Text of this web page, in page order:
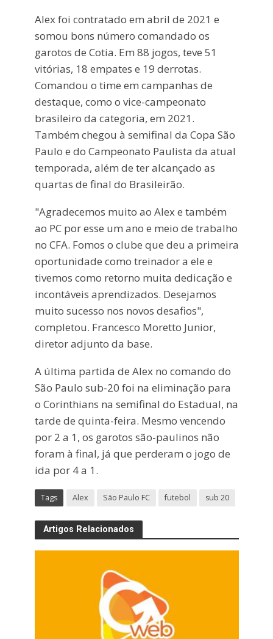
Alex foi contratado em abril de 2021 e
somou bons número comandado os
garotos de Cotia. Em 88 jogos, teve 51
vitórias, 18 empates e 19 derrotas.
Comandou o time em campanhas de
destaque, como o vice-campeonato
brasileiro da categoria, em 2021.
Também chegou à semifinal da Copa São
Paulo e do Campeonato Paulista da atual
temporada, além de ter alcançado as
quartas de final do Brasileirão.
"Agradecemos muito ao Alex e também
ao PC por esse um ano e meio de trabalho
no CFA. Fomos o clube que deu a primeira
oportunidade como treinador a ele e
tivemos como retorno muita dedicação e
incontáveis aprendizados. Desejamos
muito sucesso nos novos desafios",
completou. Francesco Moretto Junior,
diretor adjunto da base.
A última partida de Alex no comando do
São Paulo sub-20 foi na eliminação para
o Corinthians na semifinal do Estadual, na
tarde de quinta-feira. Mesmo vencendo
por 2 a 1, os garotos são-paulinos não
foram à final, já que perderam o jogo de
ida por 4 a 1.
Tags Alex São Paulo FC futebol sub 20
Artigos Relacionados